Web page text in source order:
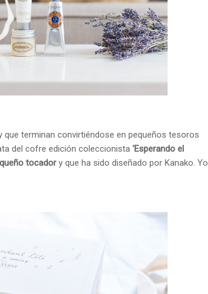
terminan convirtiéndose en pequeños tesoros
del cofre edición coleccionista 'Esperando el
tocadory que ha sido diseñado por Kanako. Yo